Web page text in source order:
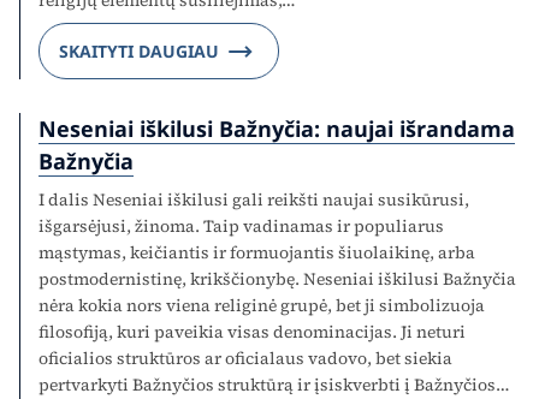
SKAITYTI DAUGIAU
Neseniai iškilusi Bažnyčia: naujai išrandama
Bažnyčia
I dalis Neseniai iškilusi gali reikšti naujai susikūrusi,
išgarsėjusi, žinoma. Taip vadinamas ir populiarus
mąstymas, keičiantis ir formuojantis šiuolaikinę, arba
postmodernistinę, krikščionybę. Neseniai iškilusi Bažnyčia
nėra kokia nors viena religinė grupė, bet ji simbolizuoja
filosofiją, kuri paveikia visas denominacijas. Ji neturi
oficialios struktūros ar oficialaus vadovo, bet siekia
pertvarkyti Bažnyčios struktūrą ir įsiskverbti į Bažnyčios…